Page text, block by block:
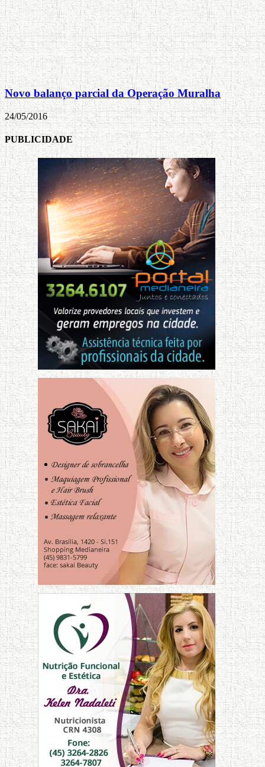
Novo balanço parcial da Operação Muralha
24/05/2016
PUBLICIDADE